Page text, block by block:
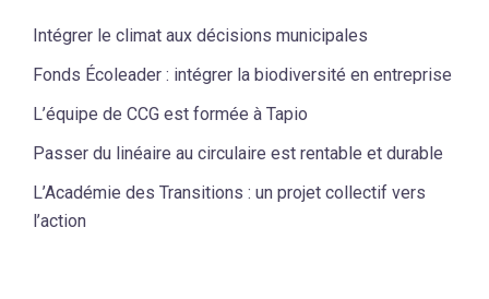
Intégrer le climat aux décisions municipales
Fonds Écoleader : intégrer la biodiversité en entreprise
L’équipe de CCG est formée à Tapio
Passer du linéaire au circulaire est rentable et durable
L’Académie des Transitions : un projet collectif vers
l’action